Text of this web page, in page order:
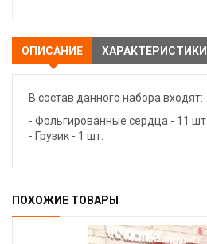
ОПИСАНИЕ ХАРАКТЕРИСТИКИ
В состав данного набора входят:
- Фольгированные сердца - 11 шт.
- Грузик - 1 шт.
ПОХОЖИЕ ТОВАРЫ